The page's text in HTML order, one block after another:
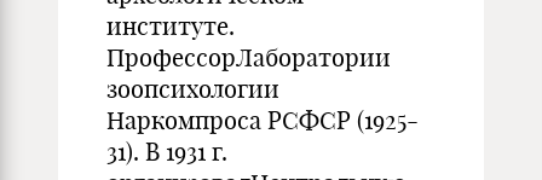
институте.
ПрофессорЛаборатории
зоопсихологии
Наркомпроса РСФСР (1925-
31). В 1931 г.